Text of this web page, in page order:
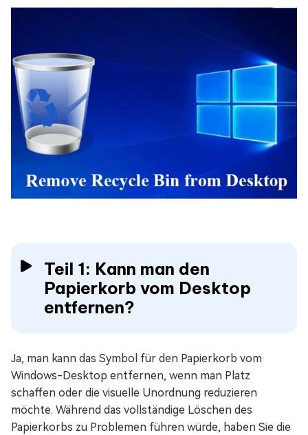
Teil 1: Kann man den
Papierkorb vom Desktop
entfernen?
Ja, man kann das Symbol für den Papierkorb vom
Windows-Desktop entfernen, wenn man Platz
schaffen oder die visuelle Unordnung reduzieren
möchte. Während das vollständige Löschen des
Papierkorbs zu Problemen führen würde, haben Sie die